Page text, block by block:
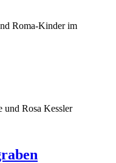
Roma-Kinder im
und Rosa Kessler